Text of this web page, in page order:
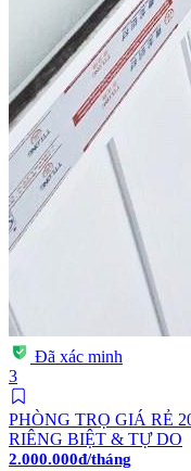
Đã xác minh
3
PHÒNG TRỌ GIÁ RẺ
RIÊNG BIỆT & TỰ DO
2.000.000đ/tháng